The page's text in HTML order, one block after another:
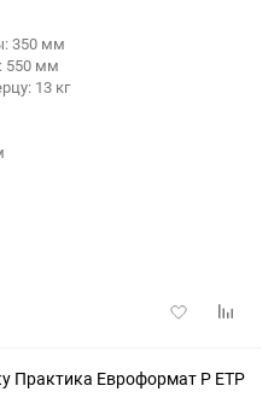
350 мм
550 мм
13 кг
Добавить
Практика Евроформат Р ЕТР